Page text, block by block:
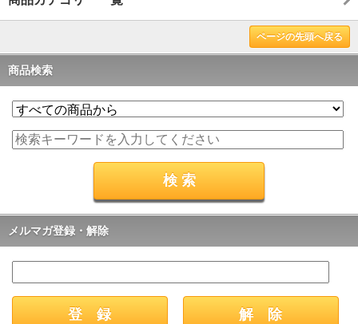
ページの先頭へ戻る
商品検索
メルマガ登録・解除